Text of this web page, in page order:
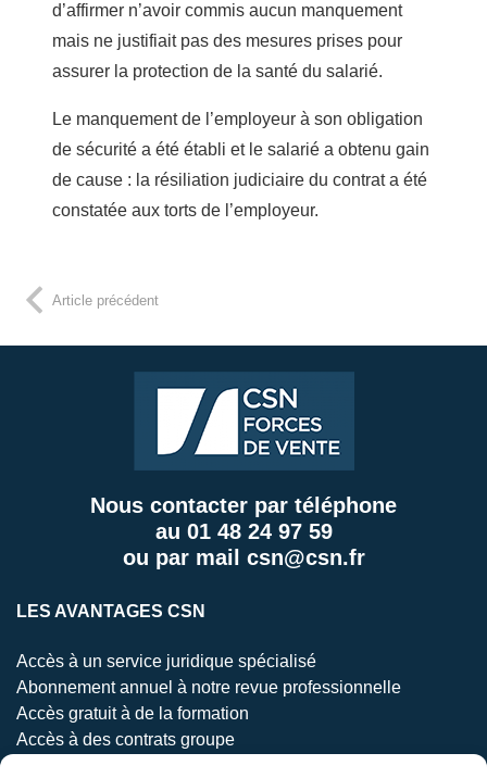
d’affirmer n’avoir commis aucun manquement
mais ne justifiait pas des mesures prises pour
assurer la protection de la santé du salarié.
Le manquement de l’employeur à son obligation
de sécurité a été établi et le salarié a obtenu gain
de cause : la résiliation judiciaire du contrat a été
constatée aux torts de l’employeur.
Article précédent
Nous contacter par téléphone
au 01 48 24 97 59
ou par mail csn@csn.fr
LES AVANTAGES CSN
Accès à un service juridique spécialisé
Abonnement annuel à notre revue professionnelle
Accès gratuit à de la formation
Accès à des contrats groupe